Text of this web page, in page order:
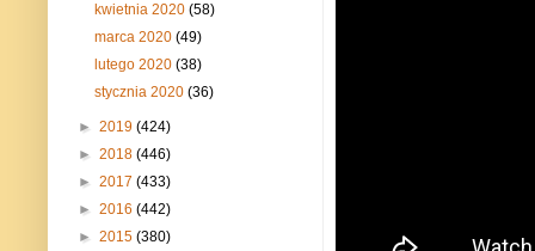
kwietnia 2020(58)
marca 2020(49)
lutego 2020(38)
stycznia 2020(36)
► 2019 (424)
► 2018 (446)
► 2017 (433)
► 2016 (442)
► 2015 (380)